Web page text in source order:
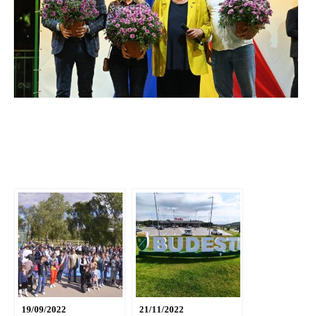
19/09/2022 21/11/2022